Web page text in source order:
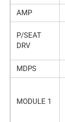
AMP
P/SEAT
DRV
MDPS
MODULE 1